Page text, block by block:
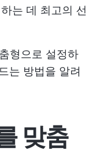
는 데 최고의 선
형으로 설정하
는 방법을 알려
맞춤